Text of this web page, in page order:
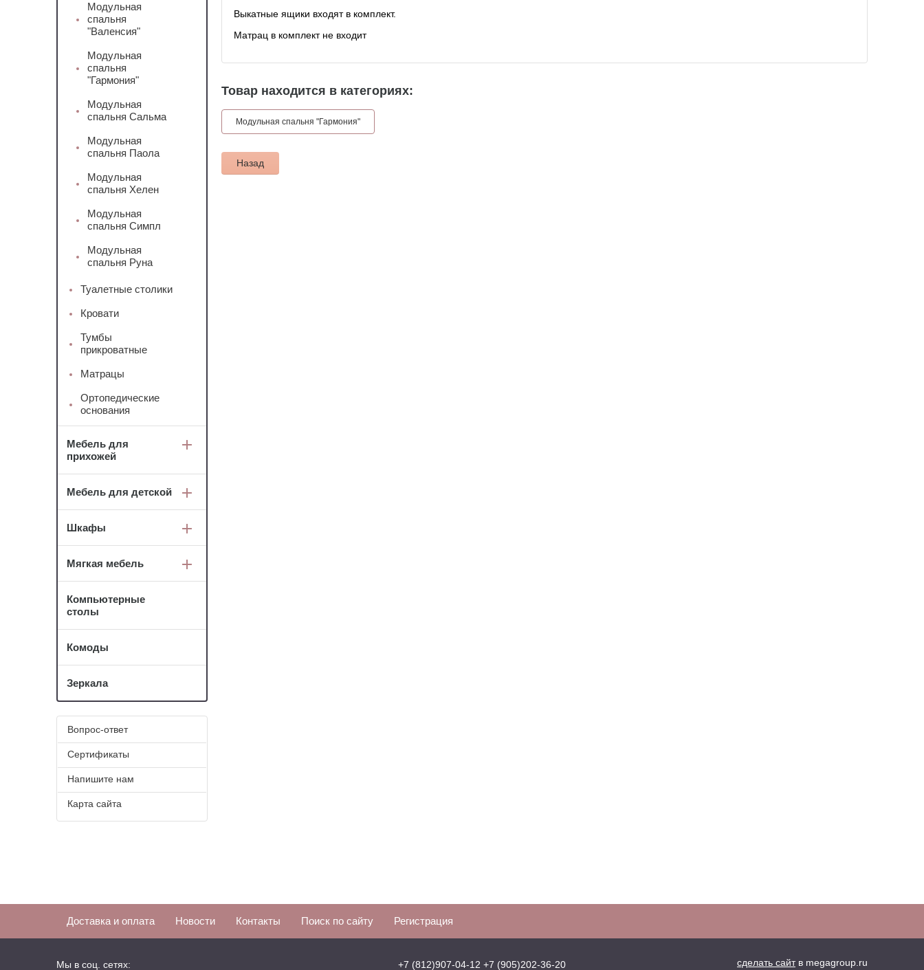
Выкатные ящики входят в комплект.
Матрац в комплект не входит
Товар находится в категориях:
Модульная спальня "Гармония"
Назад
Модульная
спальня
"Валенсия"
Модульная
спальня
"Гармония"
Модульная
спальня Сальма
Модульная
спальня Паола
Модульная
спальня Хелен
Модульная
спальня Симпл
Модульная
спальня Руна
Туалетные столики
Кровати
Тумбы
прикроватные
Матрацы
Ортопедические
основания
Мебель для
прихожей
Мебель для детской
Шкафы
Мягкая мебель
Компьютерные
столы
Комоды
Зеркала
Вопрос-ответ
Сертификаты
Напишите нам
Карта сайта
Доставка и оплата Новости Контакты Поиск по сайту Регистрация
+7 (812)907-04-12 +7 (905)202-36-20
Мы в соц. сетях: сделать сайтв megagroup.ru